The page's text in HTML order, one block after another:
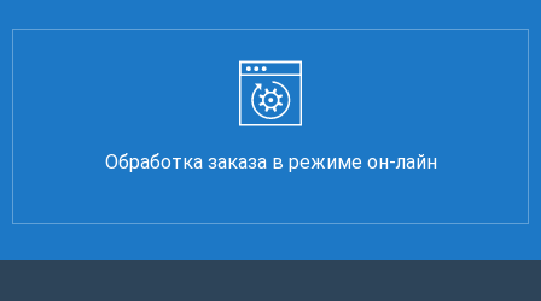
Обработка заказа в режиме он-лайн